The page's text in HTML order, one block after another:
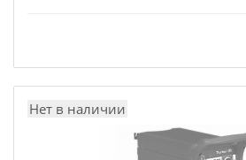
Нет в наличии